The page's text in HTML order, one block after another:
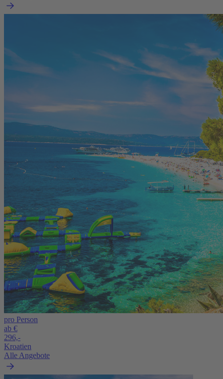
pro Person
ab €
296,-
Kroatien
Alle Angebote